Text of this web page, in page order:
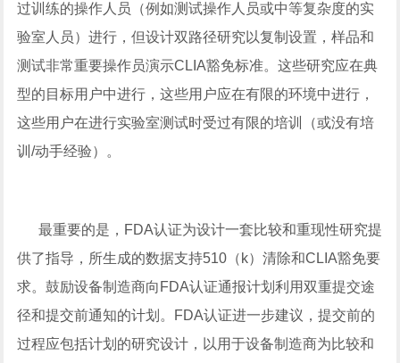
过训练的操作人员（例如测试操作人员或中等复杂度的实
验室人员）进行，但设计双路径研究以复制设置，样品和
测试非常重要操作员演示CLIA豁免标准。这些研究应在典
型的目标用户中进行，这些用户应在有限的环境中进行，
这些用户在进行实验室测试时受过有限的培训（或没有培
训/动手经验）。
最重要的是，FDA认证为设计一套比较和重现性研究提
供了指导，所生成的数据支持510（k）清除和CLIA豁免要
求。鼓励设备制造商向FDA认证通报计划利用双重提交途
径和提交前通知的计划。FDA认证进一步建议，提交前的
过程应包括计划的研究设计，以用于设备制造商为比较和